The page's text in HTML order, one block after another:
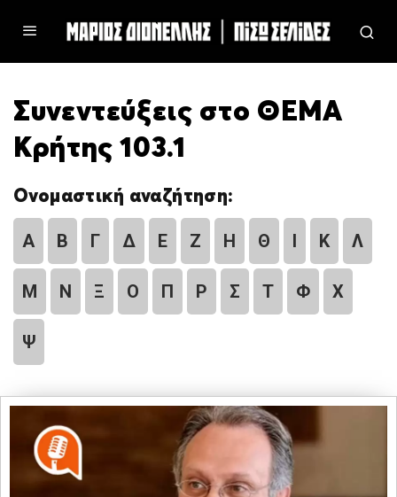
Συνεντεύξεις στο ΘΕΜΑ
Κρήτης 103.1
Ονομαστική αναζήτηση:
Α Β Γ Δ Ε Ζ Η Θ Ι Κ Λ
Μ Ν Ξ Ο Π Ρ Σ Τ Φ Χ
Ψ